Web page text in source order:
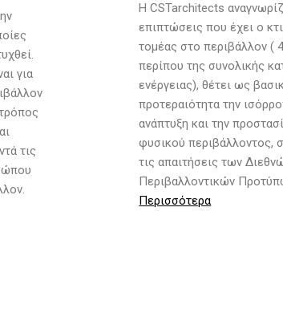
για
τις
Η CSTarchitects
επιπτώσεις που έχει ο
τομέας στο περιβάλλον (
περίπου της συνολικής
ενέργειας), θέτει ως
προτεραιότητα την
ανάπτυξη και την
φυσικού περιβάλλοντος,
τις απαιτήσεις των
Περιβαλλοντικών
Περισσότερα